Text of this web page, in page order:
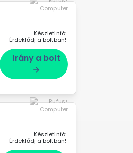
Készletinfó:
Érdeklődj a boltban!
Irány a bolt
arrow_forward
Készletinfó:
Érdeklődj a boltban!